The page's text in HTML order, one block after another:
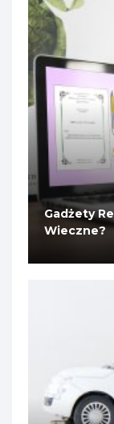
Gadżety
Wieczne?